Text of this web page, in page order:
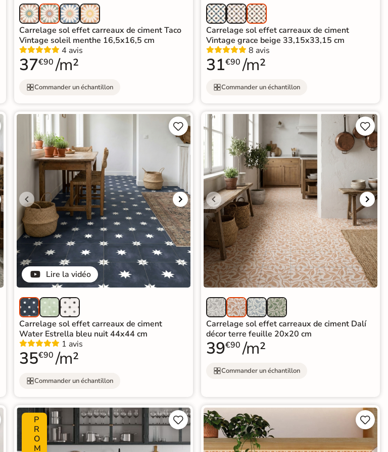
Carrelage sol effet carreaux de ciment Taco
Vintage soleil menthe 16,5x16,5 cm
4 avis
37€90 /m²
Commander un échantillon
Carrelage sol effet carreaux de ciment
Vintage grace beige 33,15x33,15 cm
8 avis
31€90 /m²
Commander un échantillon
Lire la vidéo


Carrelage sol effet carreaux de ciment
Water Estrella bleu nuit 44x44 cm
1 avis
35€90 /m²
Commander un échantillon


Carrelage sol effet carreaux de ciment Dalí
décor terre feuille 20x20 cm
39€90 /m²
Commander un échantillon
P
R
O
M

 
